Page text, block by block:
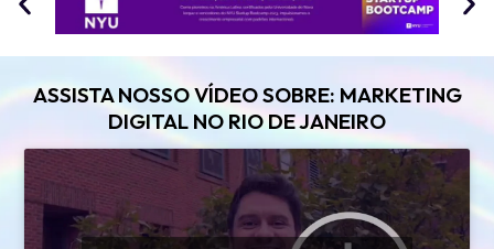
ASSISTA NOSSO VÍDEO SOBRE: MARKETING
DIGITAL NO RIO DE JANEIRO